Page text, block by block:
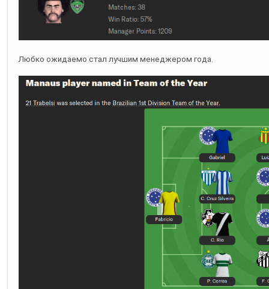
Любко ожидаемо стал лучшим менеджером года.